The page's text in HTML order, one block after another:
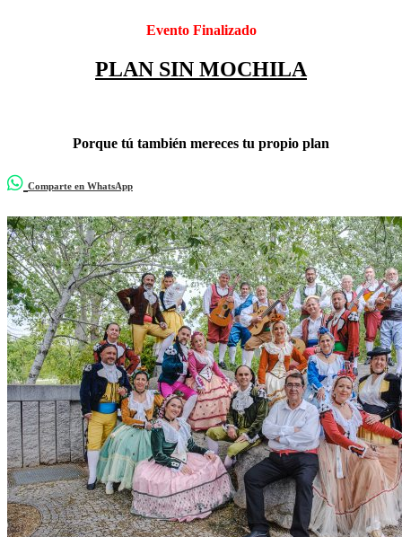
Evento Finalizado
PLAN SIN MOCHILA
Porque tú también mereces tu propio plan
Comparte en WhatsApp